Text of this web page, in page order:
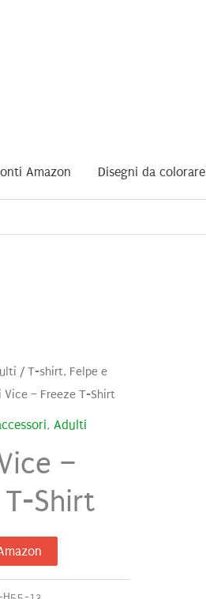
Amazon Disegni da colorare
/ T-shirt, Felpe e
Vice – Freeze T-Shirt
, Adulti
–
Shirt